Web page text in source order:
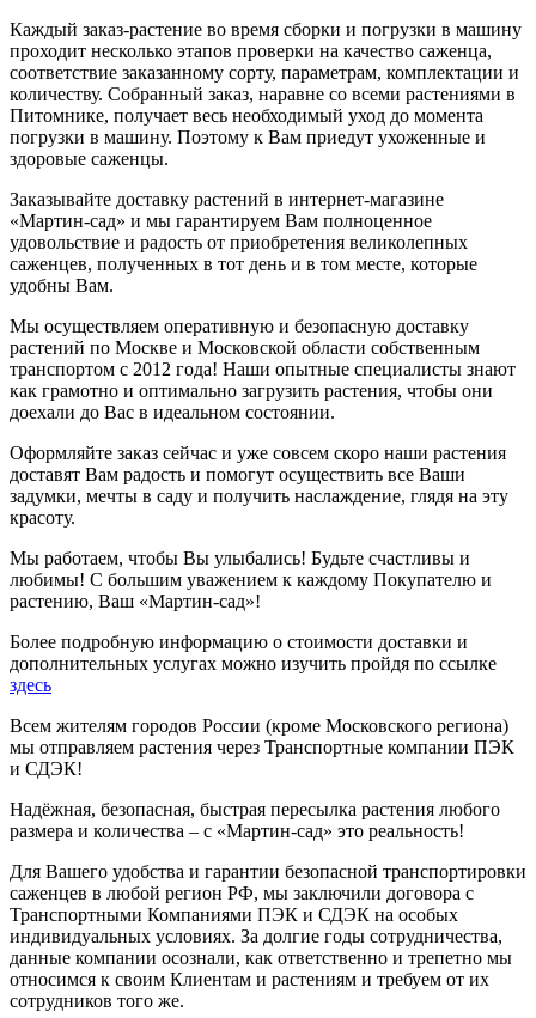
Каждый заказ-растение во время сборки и погрузки в машину
проходит несколько этапов проверки на качество саженца,
соответствие заказанному сорту, параметрам, комплектации и
количеству. Собранный заказ, наравне со всеми растениями в
Питомнике, получает весь необходимый уход до момента
погрузки в машину. Поэтому к Вам приедут ухоженные и
здоровые саженцы.
Заказывайте доставку растений в интернет-магазине
«Мартин-сад» и мы гарантируем Вам полноценное
удовольствие и радость от приобретения великолепных
саженцев, полученных в тот день и в том месте, которые
удобны Вам.
Мы осуществляем оперативную и безопасную доставку
растений по Москве и Московской области собственным
транспортом с 2012 года! Наши опытные специалисты знают
как грамотно и оптимально загрузить растения, чтобы они
доехали до Вас в идеальном состоянии.
Оформляйте заказ сейчас и уже совсем скоро наши растения
доставят Вам радость и помогут осуществить все Ваши
задумки, мечты в саду и получить наслаждение, глядя на эту
красоту.
Мы работаем, чтобы Вы улыбались! Будьте счастливы и
любимы! С большим уважением к каждому Покупателю и
растению, Ваш «Мартин-сад»!
Более подробную информацию о стоимости доставки и
дополнительных услугах можно изучить пройдя по ссылке
здесь
Всем жителям городов России (кроме Московского региона)
мы отправляем растения через Транспортные компании ПЭК
и СДЭК!
Надёжная, безопасная, быстрая пересылка растения любого
размера и количества – с «Мартин-сад» это реальность!
Для Вашего удобства и гарантии безопасной транспортировки
саженцев в любой регион РФ, мы заключили договора с
Транспортными Компаниями ПЭК и СДЭК на особых
индивидуальных условиях. За долгие годы сотрудничества,
данные компании осознали, как ответственно и трепетно мы
относимся к своим Клиентам и растениям и требуем от их
сотрудников того же.